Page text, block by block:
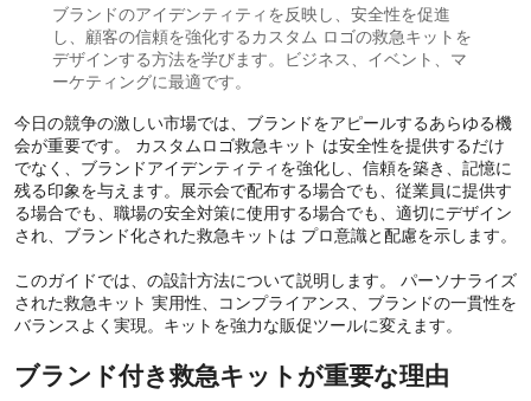
ブランドのアイデンティティを反映し、安全性を促進
し、顧客の信頼を強化するカスタム ロゴの救急キットを
デザインする方法を学びます。ビジネス、イベント、マ
ーケティングに最適です。
今日の競争の激しい市場では、ブランドをアピールするあらゆる機
会が重要です。 カスタムロゴ救急キット は安全性を提供するだけ
でなく、ブランドアイデンティティを強化し、信頼を築き、記憶に
残る印象を与えます。展示会で配布する場合でも、従業員に提供す
る場合でも、職場の安全対策に使用する場合でも、適切にデザイン
され、ブランド化された救急キットは プロ意識と配慮を示します。
このガイドでは、の設計方法について説明します。 パーソナライズ
された救急キット 実用性、コンプライアンス、ブランドの一貫性を
バランスよく実現。キットを強力な販促ツールに変えます。
ブランド付き救急キットが重要な理由